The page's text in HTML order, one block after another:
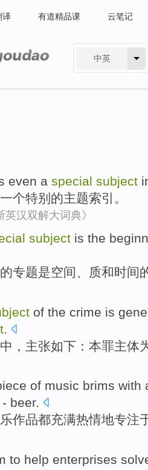
译 有道精品课 云笔记
中英
even a special subject
一个特别 的主题索引 。
英汉双解大词典》
subject is the
的专题是空间、质和时间
of the crime is
中 ，主张如下： 本罪主体
of music brims with
- beer.
作品都充满热情地专注
to help enterprises